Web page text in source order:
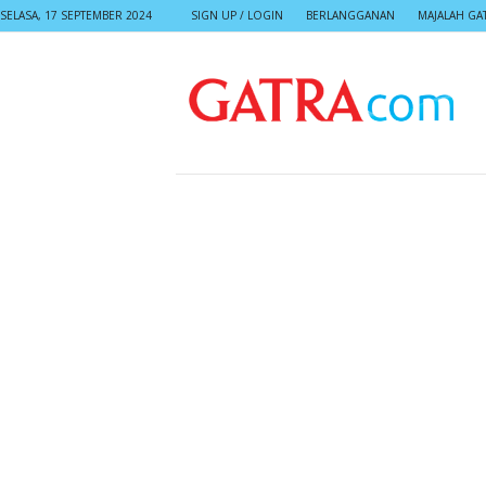
SELASA, 17 SEPTEMBER 2024 SIGN UP / LOGIN BERLANGGANAN MAJALAH